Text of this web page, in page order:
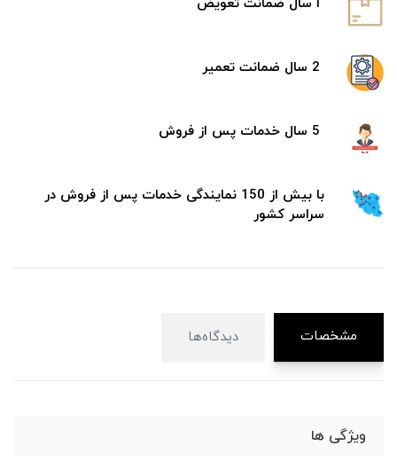
ا سال ضمانت تعویض
2 سال ضمانت تعمیر
5 سال خدمات پس از فروش
با بیش از 150 نمایندگی خدمات پس از فروش در
سراسر کشور
مشخصات دیدگاه‌ها
ویژگی ها